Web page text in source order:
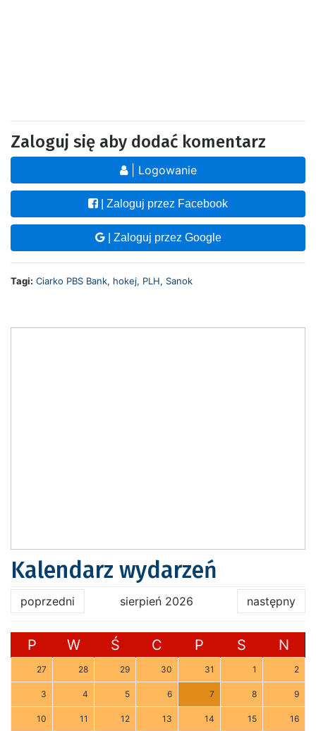
Zaloguj się aby dodać komentarz
| Logowanie
| Zaloguj przez Facebook
| Zaloguj przez Google
Tagi: Ciarko PBS Bank, hokej, PLH, Sanok
Kalendarz wydarzeń
poprzedni sierpień 2026 następny
P W Ś C P S N
27 28 29 30 31 1 2
3 4 5 6 7 8 9
10 11 12 13 14 15 16